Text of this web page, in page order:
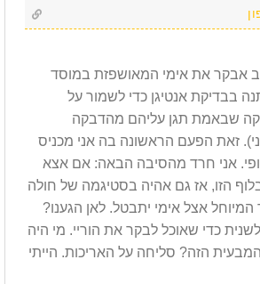
אבקר את אימי המאושפזת במוסד
בבדיקת אנטיגן כדי לשמור על
שבאמת תגן עליהם מהדבקה
זאת הפעם הראשונה בה אני מכניס
אני חרד מהסיבה הבאה: אם אצא
הזו, אז גם אהיה בסטיגמה של חולה
אצל אימי יתבטל. לאן הגענו?
כדי שאוכל לבקר את הוריי. מי היה
הזה? סליחה על האריכות. הייתי